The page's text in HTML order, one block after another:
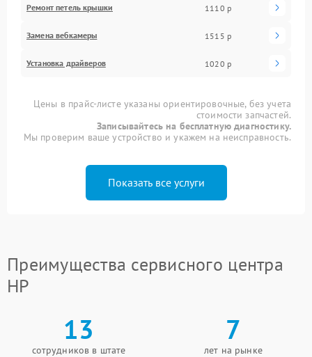
Ремонт петель крышки 1110 р
Замена вебкамеры 1515 р
Установка драйверов 1020 р
Цены в прайс-листе указаны ориентировочные, без учета
стоимости запчастей.
Записывайтесь на бесплатную диагностику.
Мы проверим ваше устройство и укажем на неисправность.
Показать все услуги
Преимущества сервисного центра
HP
13
сотрудников в штате
7
лет на рынке